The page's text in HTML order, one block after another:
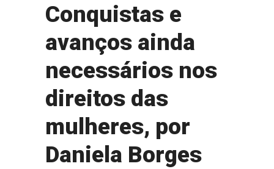
Conquistas e
avanços ainda
necessários nos
direitos das
mulheres, por
Daniela Borges